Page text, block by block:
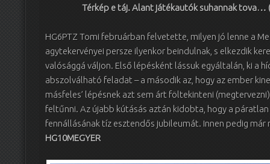
Térkép e táj. Alant játékautók suhannak tova…
HG6PTZ Tomi februárban felvetette, milyen jó lenne a
agytekervényei persze ilyenkor beindulnak, s elkezdik
valósággá váljon. Első lépésként lássuk egyáltalán, ki a
abszolválható feladat – a második az, hogy az ember
másfeles’ lépésnek azt sem árt föltekinteni
feltűnni. Az újabb kútásás aztán kidobta, hogy a
fennállásának tíz esztendős jubileumát. Innen pedig már
HG10MEGYER